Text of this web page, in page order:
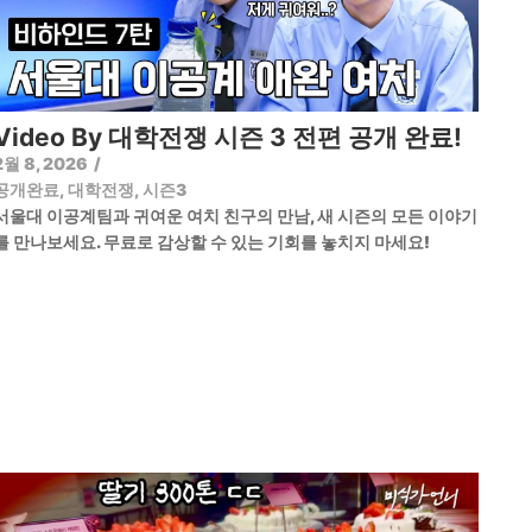
By 대학전쟁 시즌 3 전편 공개 완료!
8, 2026 /
개완료,대학전쟁,시즌3
울대 이공계팀과 귀여운 여치 친구의 만남, 새 시즌의 모든 이야기
만나보세요. 무료로 감상할 수 있는 기회를 놓치지 마세요!